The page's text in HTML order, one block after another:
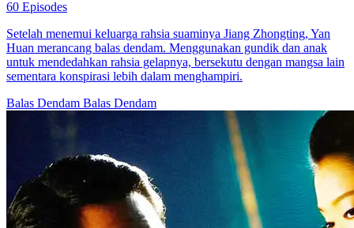
60 Episodes
Setelah menemui keluarga rahsia suaminya Jiang Zhongting, Yan
Huan merancang balas dendam. Menggunakan gundik dan anak
untuk mendedahkan rahsia gelapnya, bersekutu dengan mangsa lain
sementara konspirasi lebih dalam menghampiri.
Balas Dendam Balas Dendam